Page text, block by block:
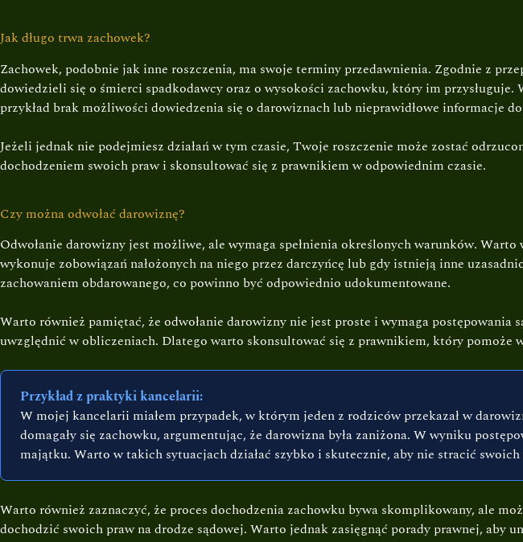
Jak długo trwa zachowek?
Zachowek, podobnie jak inne roszczenia, ma swoje terminy przedawnienia. Zgodnie z
dowiedzieli się o śmierci spadkodawcy oraz o wysokości zachowku, który im
przykład brak możliwości dowiedzenia się o darowiznach lub nieprawidłowe informacje
Jeżeli jednak nie podejmiesz działań w tym czasie, Twoje roszczenie może zostać
dochodzeniem swoich praw i skonsultować się z prawnikiem w odpowiednim czasie.
Czy można odwołać darowiznę?
Odwołanie darowizny jest możliwe, ale wymaga spełnienia określonych warunków.
wykonuje zobowiązań nałożonych na niego przez darczyńcę lub gdy istnieją inne
zachowaniem obdarowanego, co powinno być odpowiednio udokumentowane.
Warto również pamiętać, że odwołanie darowizny nie jest proste i wymaga
uwzględnić w obliczeniach. Dlatego warto skonsultować się z prawnikiem, który pomoże
Przykład z praktyki kancelarii:
W mojej kancelarii miałem przypadek, w którym jeden z rodziców przekazał w
domagały się zachowku, argumentując, że darowizna była zaniżona. W wyniku
majątku. Warto w takich sytuacjach działać szybko i skutecznie, aby nie stracić swoich
Warto również zaznaczyć, że proces dochodzenia zachowku bywa skomplikowany, ale
dochodzić swoich praw na drodze sądowej. Warto jednak zasięgnąć porady prawnej, aby